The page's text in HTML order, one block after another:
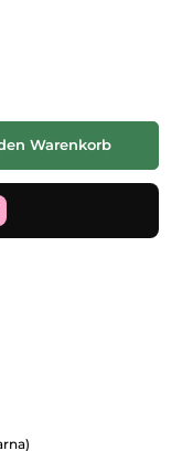
oder benutze die
Warenkorb